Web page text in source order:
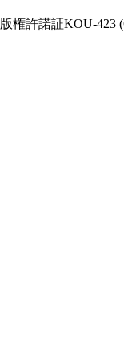
権許諾証KOU-423